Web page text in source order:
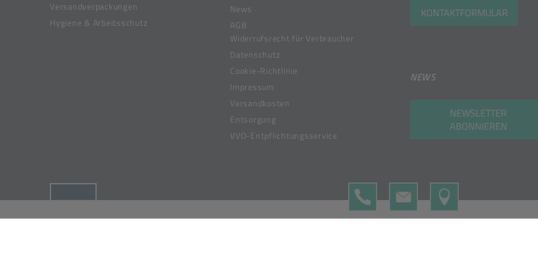
Versandverpackungen
Hygiene & Arbeitsschutz
News
AGB
Widerrufsrecht für Verbraucher
Datenschutz
Cookie-Richtlinie
Impressum
Versandkosten
Entsorgung
VVO-Entpflichtungsservice
KONTAKTFORMULAR
NEWS
NEWSLETTER
ABONNIEREN
© 2019-2026 Meier Verpackungen GmbH, Member of the Bunzl Group
TELEFON KONTAKTFORMULAR
MAP